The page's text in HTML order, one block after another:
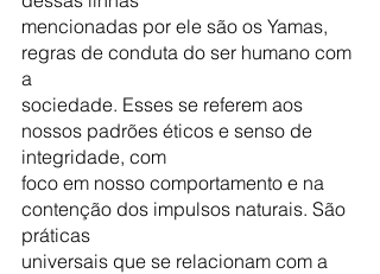
mencionadas por ele são os Yamas,
regras de conduta do ser humano com
a
sociedade. Esses se referem aos
nossos padrões éticos e senso de
integridade, com
foco em nosso comportamento e na
contenção dos impulsos naturais. São
práticas
universais que se relacionam com a